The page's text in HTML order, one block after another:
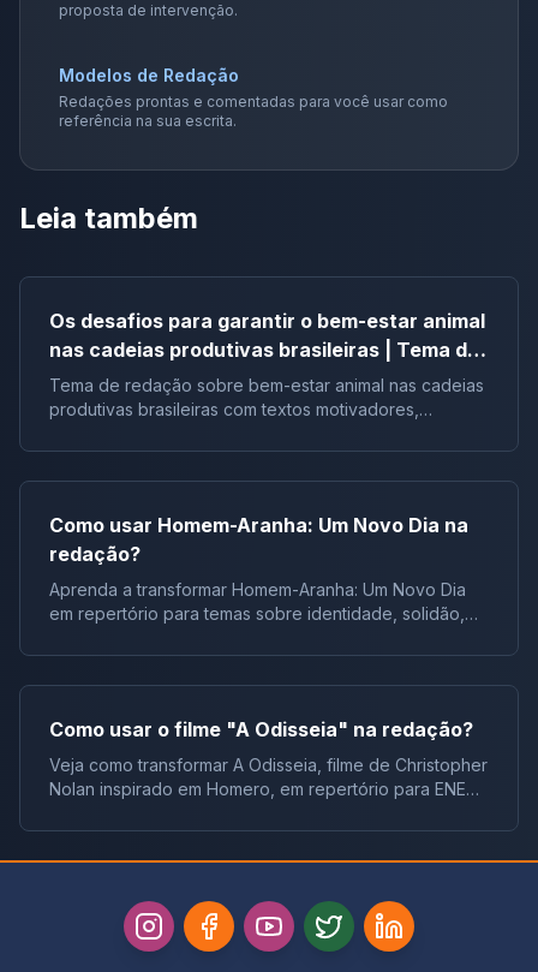
proposta de intervenção.
Modelos de Redação
Redações prontas e comentadas para você usar como
referência na sua escrita.
Leia também
Os desafios para garantir o bem-estar animal
nas cadeias produtivas brasileiras | Tema de
redação
Tema de redação sobre bem-estar animal nas cadeias
produtivas brasileiras com textos motivadores,
Como usar Homem-Aranha: Um Novo Dia na
redação?
Aprenda a transformar Homem-Aranha: Um Novo Dia
em repertório para temas sobre identidade, solidão,
Como usar o filme "A Odisseia" na redação?
Veja como transformar A Odisseia, filme de Christopher
Nolan inspirado em Homero, em repertório para ENEM,